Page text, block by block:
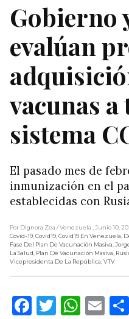
Gobierno
evalúan
vacunas a
sistema
El pasado mes de
inmunización en el
establecidas con
Por Dignora Zea / Venezuela , Junio 10,
Covid-19,Covid19,Covid19 En Venezuela,
Fase Del Plan De Vacunación Masiva,
La Salud, Plan De Vacunación Masiva,
Vicepresidenta De La República,VTV
Facebook
Twitter